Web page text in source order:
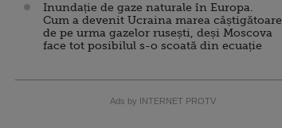
Inundație de gaze naturale în Europa.
Cum a devenit Ucraina marea câștigătoare
de pe urma gazelor rusești, deși Moscova
face tot posibilul s-o scoată din ecuație
Ads by INTERNET PROTV